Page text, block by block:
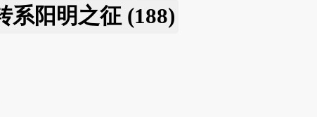
系阳明之征 (188)